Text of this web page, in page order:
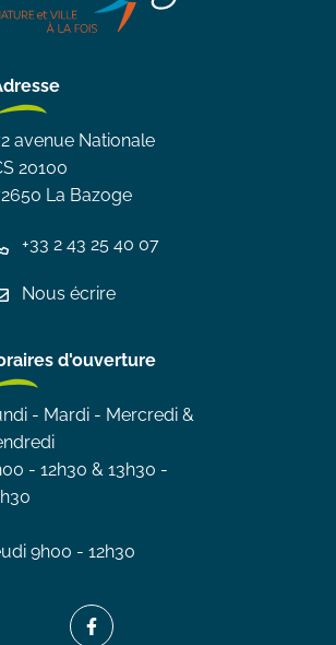
avenue Nationale
20100
La Bazoge
+33 2 43 25 40 07
Nous écrire
d'ouverture
- Mardi - Mercredi &
- 12h30 & 13h30 -
9h00 - 12h30
Lien vers le compte Facebook